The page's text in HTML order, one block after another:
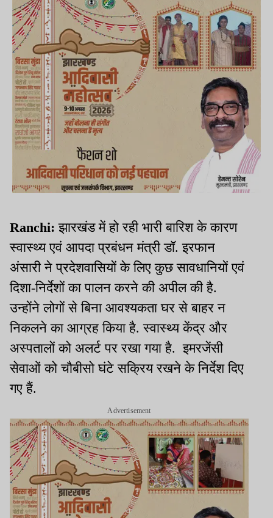
Ranchi:झारखंड में हो रही भारी बारिश के कारण
स्वास्थ्य एवं आपदा प्रबंधन मंत्री डॉ. इरफान
अंसारी ने प्रदेशवासियों के लिए कुछ सावधानियों एवं
दिशा-निर्देशों का पालन करने की अपील की है.
उन्होंने लोगों से बिना आवश्यकता घर से बाहर न
निकलने का आग्रह किया है. स्वास्थ्य केंद्र और
अस्पतालों को अलर्ट पर रखा गया है. इमरजेंसी
सेवाओं को चौबीसो घंटे सक्रिय रखने के निर्देश दिए
गए हैं.
Advertisement